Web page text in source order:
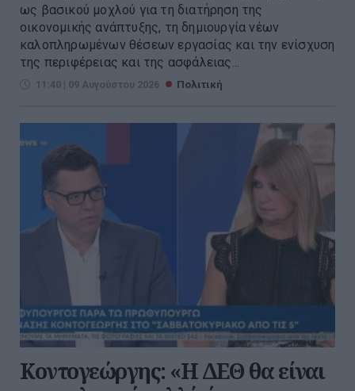
ως βασικού μοχλού για τη διατήρηση της
οικονομικής ανάπτυξης, τη δημιουργία νέων
καλοπληρωμένων θέσεων εργασίας και την ενίσχυση
της περιφέρειας και της ασφάλειας...
11:40 | 09 Αυγούστου 2026 Πολιτική
Κοντογεώργης: «Η ΔΕΘ θα είναι